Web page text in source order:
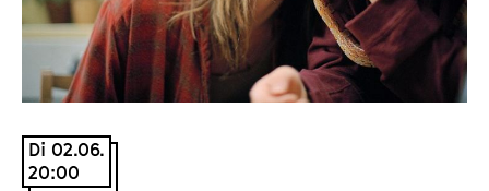
t
e
.
V
Di 02.06.
20:00